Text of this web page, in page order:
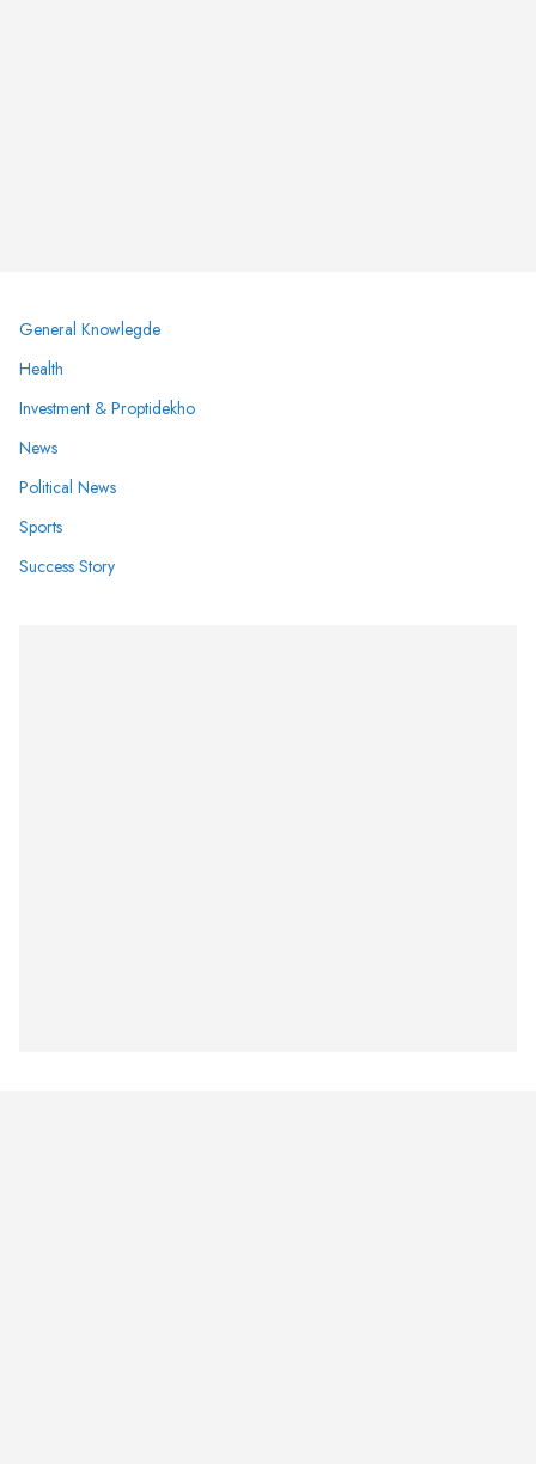
General Knowlegde
Health
Investment & Proptidekho
News
Political News
Sports
Success Story